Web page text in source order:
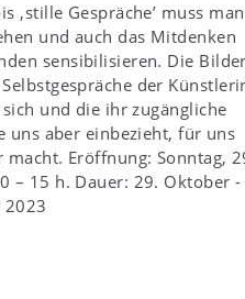
‚stille Gespräche’ muss man
und auch das Mitdenken
sensibilisieren. Die
der
und die ihr zugängliche
uns aber einbezieht, für uns
macht. Eröffnung: Sonntag,
– 15 h. Dauer: 29. Oktober -
2023